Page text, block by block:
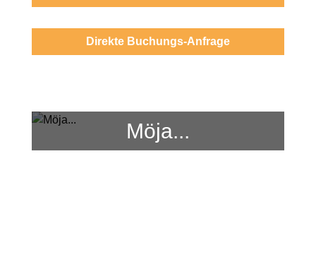
Direkte Buchungs-Anfrage
Möja...